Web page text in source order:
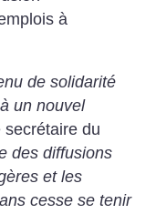
à
de solidarité
un nouvel
secrétaire du
des diffusions
et les
cesse se tenir